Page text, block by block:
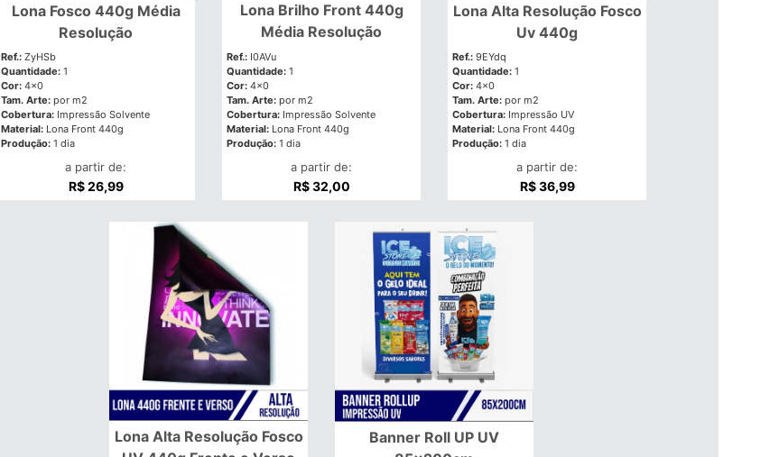
Lona Fosco 440g Média
Resolução
Ref.: ZyHSb
Quantidade: 1
Cor: 4x0
Tam. Arte: por m2
Cobertura: Impressão Solvente
Material: Lona Front 440g
Produção: 1 dia
a partir de:
R$ 26,99
Lona Brilho Front 440g
Média Resolução
Ref.: I0AVu
Quantidade: 1
Cor: 4x0
Tam. Arte: por m2
Cobertura: Impressão Solvente
Material: Lona Front 440g
Produção: 1 dia
a partir de:
R$ 32,00
Lona Alta Resolução Fosco
Uv 440g
Ref.: 9EYdq
Quantidade: 1
Cor: 4x0
Tam. Arte: por m2
Cobertura: Impressão UV
Material: Lona Front 440g
Produção: 1 dia
a partir de:
R$ 36,99
Lona Alta Resolução Fosco
Banner Roll UP UV